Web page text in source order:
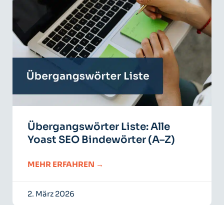
Übergangswörter Liste: Alle
Yoast SEO Bindewörter (A–Z)
MEHR ERFAHREN →
2. März 2026